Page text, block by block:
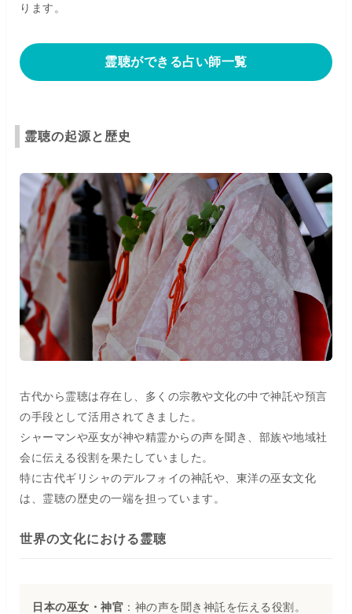
ります。
霊聴ができる占い師一覧
霊聴の起源と歴史
古代から霊聴は存在し、多くの宗教や文化の中で神託や預言
の手段として活用されてきました。
シャーマンや巫女が神や精霊からの声を聞き、部族や地域社
会に伝える役割を果たしていました。
特に古代ギリシャのデルフォイの神託や、東洋の巫女文化
は、霊聴の歴史の一端を担っています。
世界の文化における霊聴
日本の巫女・神官 ：神の声を聞き神託を伝える役割。